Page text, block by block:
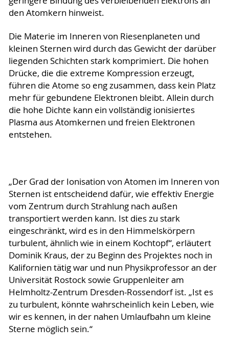
den Atomkern hinweist.
Die Materie im Inneren von Riesenplaneten und
kleinen Sternen wird durch das Gewicht der darüber
liegenden Schichten stark komprimiert. Die hohen
Drücke, die die extreme Kompression erzeugt,
führen die Atome so eng zusammen, dass kein Platz
mehr für gebundene Elektronen bleibt. Allein durch
die hohe Dichte kann ein vollständig ionisiertes
Plasma aus Atomkernen und freien Elektronen
entstehen.
„Der Grad der Ionisation von Atomen im Inneren von
Sternen ist entscheidend dafür, wie effektiv Energie
vom Zentrum durch Strahlung nach außen
transportiert werden kann. Ist dies zu stark
eingeschränkt, wird es in den Himmelskörpern
turbulent, ähnlich wie in einem Kochtopf“, erläutert
Dominik Kraus, der zu Beginn des Projektes noch in
Kalifornien tätig war und nun Physikprofessor an der
Universität Rostock sowie Gruppenleiter am
Helmholtz-Zentrum Dresden-Rossendorf ist. „Ist es
zu turbulent, könnte wahrscheinlich kein Leben, wie
wir es kennen, in der nahen Umlaufbahn um kleine
Sterne möglich sein.“